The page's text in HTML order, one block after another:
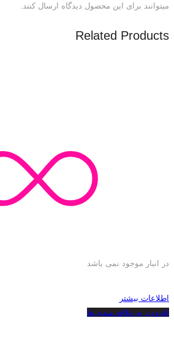
میتوانند برای این محصول دیدگاه ارسال کنند.
Related Products
در انبار موجود نمی باشد
اطلاعات بیشتر
افزودن به علاقه مندی ها